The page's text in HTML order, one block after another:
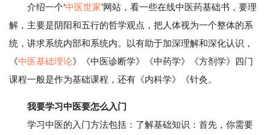
介绍一个‘中医世家’网站，看一些在线中医药基础书，要理
解，主要是阴阳和五行的哲学观点，把人体视为一个整体的系
统，讲求系统内部和系统内。以有助于加深理解和深化认识，
《中医基础理论》《中医诊断学》《中药学》《方剂学》四门
课程一般是作为基础课程，还有《内科学》《针灸。
我要学习中医要怎么入门
学习中医的入门方法包括：了解基础知识：首先，你需要